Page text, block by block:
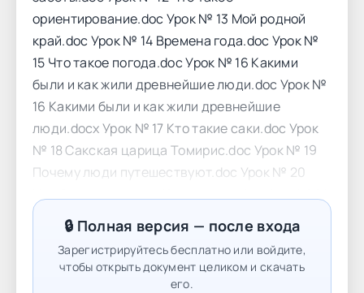
ориентирование.doc Урок № 13 Мой родной
край.doc Урок № 14 Времена года.doc Урок №
15 Что такое погода.doc Урок № 16 Какими
были и как жили древнейшие люди.doc Урок №
16 Какими были и как жили древнейшие
люди.docx Урок № 17 Кто такие саки.doc Урок
№ 18 Сакская царица Томирис.doc Урок № 19
Почему люди путешествуют.doc Урок № 20
Нур Султан столица Казахстана.doc Урок № 21
Независимый Казахстан.doc Урок № 22
Государственные символы моей страны.doc
Урок № 23 Древние письмена.doc Урок № 24
Почему Золотой человек стал символом
🔒 Полная версия — после входа
Зарегистрируйтесь бесплатно или войдите,
чтобы открыть документ целиком и скачать
его.